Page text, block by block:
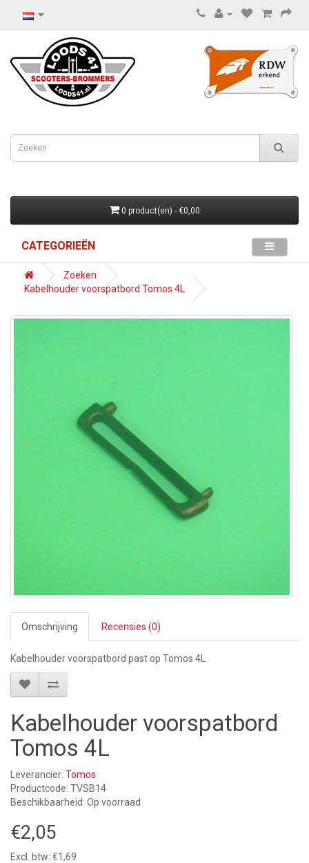
0 product(en) - €0,00
CATEGORIEËN
Zoeken
Kabelhouder voorspatbord Tomos 4L
Omschrijving Recensies (0)
Kabelhouder voorspatbord past op Tomos 4L
Kabelhouder voorspatbord
Tomos 4L
Leverancier: Tomos
Productcode: TVSB14
Beschikbaarheid: Op voorraad
€2,05
Excl. btw: €1,69